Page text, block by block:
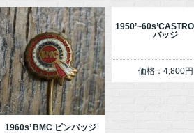
1960s’ BMC ピンバッジ
バッジ
価格：4,800円